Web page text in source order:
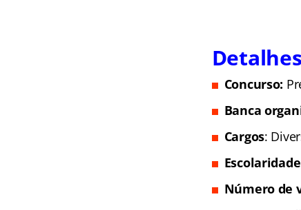
Concurso:
Banca
Cargos:
Escolaridade
Número de